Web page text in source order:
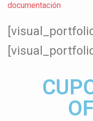
documentación